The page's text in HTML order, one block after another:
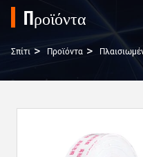
Προϊόντα
Σπίτι > Προϊόντα >